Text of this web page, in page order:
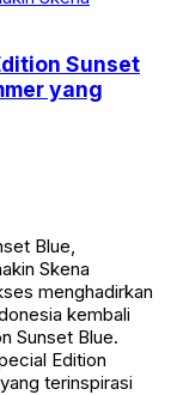
Sunset
yang
Blue,
Skena
menghadirkan
kembali
Sunset Blue.
Edition
terinspirasi